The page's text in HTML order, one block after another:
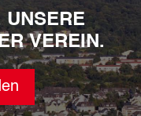
UNSERE
VEREIN.